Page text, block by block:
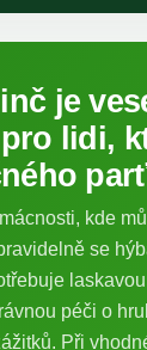
je
lidi,
kde
se
péči o
Při